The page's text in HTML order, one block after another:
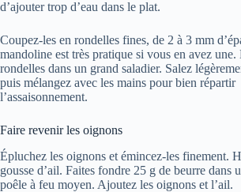
d’ajouter trop d’eau dans le plat.
Coupez-les en rondelles fines, de 2 à 3 mm
mandoline est très pratique si vous en avez une.
rondelles dans un grand saladier. Salez
puis mélangez avec les mains pour bien répartir
l’assaisonnement.
Faire revenir les oignons
Épluchez les oignons et émincez-les finement.
gousse d’ail. Faites fondre 25 g de beurre dans
poêle à feu moyen. Ajoutez les oignons et l’ail.